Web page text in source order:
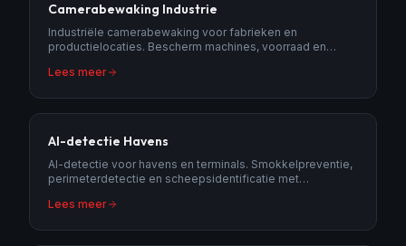
Camerabewaking Industrie
Industriële camerabewaking voor fabrieken en
productielocaties. Bescherm machines, voorraad en
Lees meer
AI-detectie Havens
AI-detectie voor havens en terminals. Smokkelpreventie,
perimeterdetectie en scheepsidentificatie met
Lees meer